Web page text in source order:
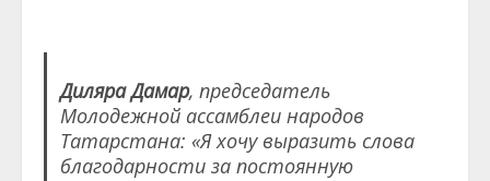
Диляра Дамар, председатель
Молодежной ассамблеи народов
Татарстана: «Я хочу выразить слова
благодарности за постоянную